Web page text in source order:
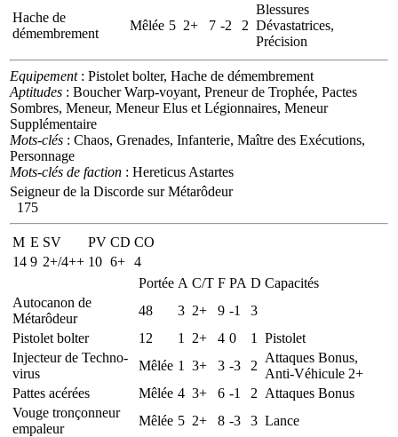
Hache de
démembrement
Mêlée 5 2+ 7 -2 2
Blessures
Dévastatrices,
Précision
Equipement: Pistolet bolter, Hache de démembrement
Aptitudes : Boucher Warp-voyant, Preneur de Trophée, Pactes
Sombres, Meneur, Meneur Elus et Légionnaires, Meneur
Supplémentaire
Mots-clés : Chaos, Grenades, Infanterie, Maître des Exécutions,
Personnage
Mots-clés de faction : Hereticus Astartes
Seigneur de la Discorde sur Métarôdeur
175
M E SV PV CD CO
14 9 2+/4++ 10 6+ 4
Portée A C/T F PA D Capacités
Autocanon de
Métarôdeur
48 3 2+ 9 -1
3
Pistolet bolter
12 1 2+ 4 0 1
Pistolet
Injecteur de Techno-
virus
Mêlée 1 3+ 3 -3 2
Attaques Bonus,
Anti-Véhicule 2+
Pattes acérées
Mêlée 4 3+ 6 -1 2 Attaques Bonus
Vouge tronçonneur
empaleur
Mêlée 5 2+ 8 -3 3 Lance